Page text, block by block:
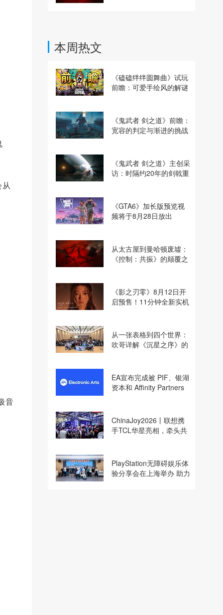
音
本周热文
《磕磕绊绊圆舞曲》试玩
前瞻：可爱手绘风的解谜
《鬼武者 剑之道》前瞻：
宽容的判定与渐进的挑战
《鬼武者 剑之道》主创采
访：时隔约20年的剑戟重
《GTA6》加长版预览视
频将于8月28日放出
从太古屋到曼哈顿废墟：
《控制：共振》的颠覆之
《影之刃零》8月12日开
启预售！11分钟全新实机
从一张表格到四个世界：
吹哥详解《沉星之序》的
EA宣布完成被 PIF、银湖
资本和 Affinity Partners
ChinaJoy2026丨联想携
手TCL华星亮相，牵头共
PlayStation无障碍娱乐体
验分享会在上海举办 助力